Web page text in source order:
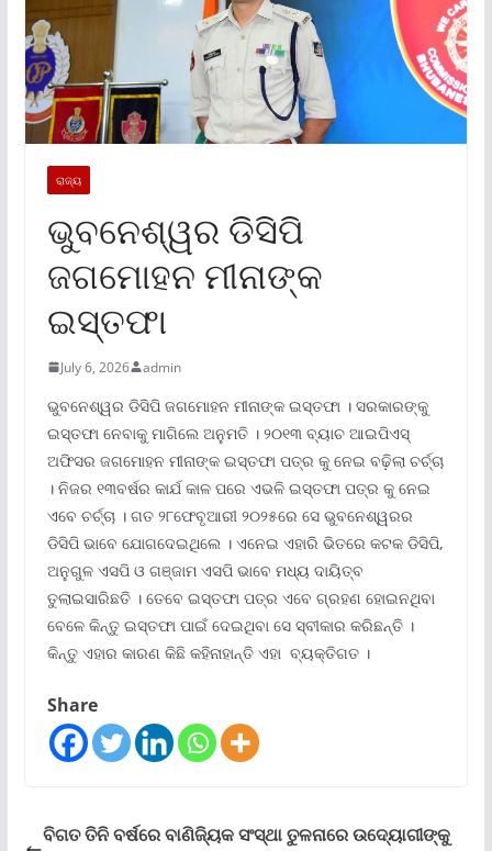
ରାଜ୍ୟ
ଭୁବନେଶ୍ୱର ଡିସିପି
ଜଗମୋହନ ମୀନାଙ୍କ
ଇସ୍ତଫା
July 6, 2026 admin
ଭୁବନେଶ୍ୱର ଡିସିପି ଜଗମୋହନ ମୀନାଙ୍କ ଇସ୍ତଫା । ସରକାରଙ୍କୁ
ଇସ୍ତଫା ନେବାକୁ ମାଗିଲେ ଅନୁମତି । ୨୦୧୩ ବ୍ୟାଚ ଆଇପିଏସ୍
ଅଫିସର ଜଗମୋହନ ମୀନାଙ୍କ ଇସ୍ତଫା ପତ୍ର କୁ ନେଇ ବଢ଼ିଲା ଚର୍ଚ୍ଚା
। ନିଜର ୧୩ବର୍ଷର କାର୍ଯ କାଳ ପରେ ଏଭଳି ଇସ୍ତଫା ପତ୍ର କୁ ନେଇ
ଏବେ ଚର୍ଚ୍ଚା । ଗତ ୨୮ଫେବୃଆରୀ ୨୦୨୫ରେ ସେ ଭୁବନେଶ୍ୱରର
ଡିସିପି ଭାବେ ଯୋଗଦେଇଥିଲେ । ଏନେଇ‌ ଏହାରି ଭିତରେ କଟକ ଡିସିପି,
ଅନୁଗୁଳ ଏସପି ଓ ଗଞ୍ଜାମ ଏସପି ଭାବେ ମଧ୍ୟ ଦାୟିତ୍ବ
ତୁଲାଇସାରିଛତି । ତେବେ ଇସ୍ତଫା ପତ୍ର ଏବେ ଗ୍ରହଣ ହୋଇନଥିବା
ବେଳେ କିନ୍ତୁ ଇସ୍ତଫା ପାଇଁ ଦେଇଥିବା ସେ ସ୍ବୀକାର କରିଛନ୍ତି ।
କିନ୍ତୁ ଏହାର‌ କାରଣ କିଛି କହିନାହାନ୍ତି ଏହା ବ୍ୟକ୍ତିଗତ ।
Share
ବିଗତ ତିନି ବର୍ଷରେ ବାଣିଜ୍ୟିକ ସଂସ୍ଥା ତୁଳନାରେ ଉଦ୍ୟୋଗୀଙ୍କୁ